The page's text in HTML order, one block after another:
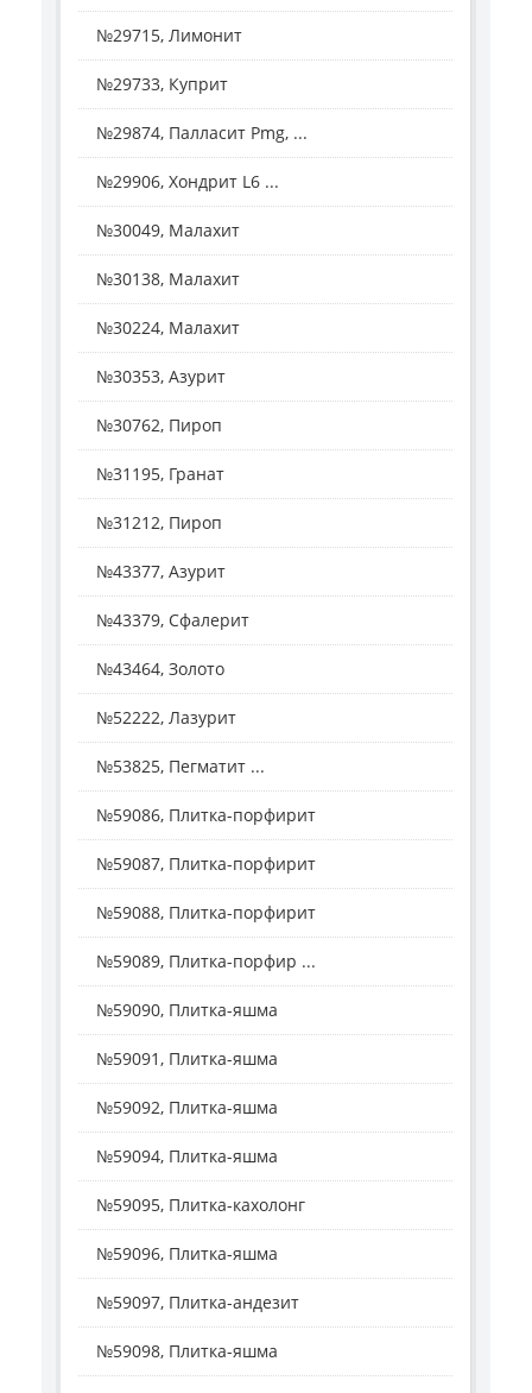
№29715, Лимонит
№29733, Куприт
№29874, Палласит Pmg, ...
№29906, Хондрит L6 ...
№30049, Малахит
№30138, Малахит
№30224, Малахит
№30353, Азурит
№30762, Пироп
№31195, Гранат
№31212, Пироп
№43377, Азурит
№43379, Сфалерит
№43464, Золото
№52222, Лазурит
№53825, Пегматит ...
№59086, Плитка-порфирит
№59087, Плитка-порфирит
№59088, Плитка-порфирит
№59089, Плитка-порфир ...
№59090, Плитка-яшма
№59091, Плитка-яшма
№59092, Плитка-яшма
№59094, Плитка-яшма
№59095, Плитка-кахолонг
№59096, Плитка-яшма
№59097, Плитка-андезит
№59098, Плитка-яшма